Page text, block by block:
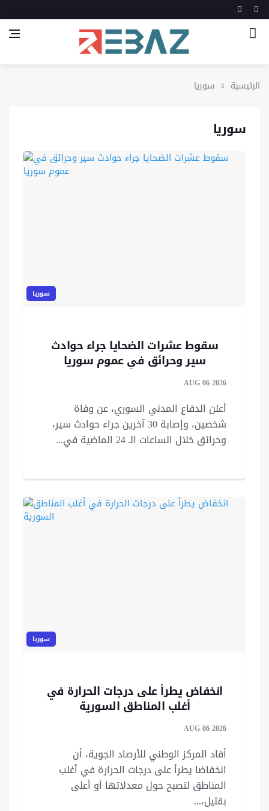
الرئيسية سوريا
سوريا
سوريا
سقوط عشرات الضحايا جراء حوادث
سير وحرائق في عموم سوريا
AUG 06 2026
أعلن الدفاع المدني السوري، عن وفاة
شخصين، وإصابة 30 آخرين جراء حوادث سير،
وحرائق خلال الساعات الـ 24 الماضية في...
سوريا
انخفاض يطرأ على درجات الحرارة في
أغلب المناطق السورية
AUG 06 2026
أفاد المركز الوطني للأرصاد الجوية، أن
انخفاضا يطرأ على درجات الحرارة في أغلب
المناطق لتصبح حول معدلاتها أو أعلى
بقليل،...